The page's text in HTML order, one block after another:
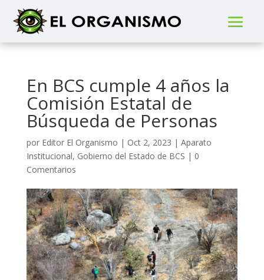
En BCS cumple 4 años la
Comisión Estatal de
Búsqueda de Personas
por Editor El Organismo | Oct 2, 2023 | Aparato
Institucional, Gobierno del Estado de BCS | 0
Comentarios